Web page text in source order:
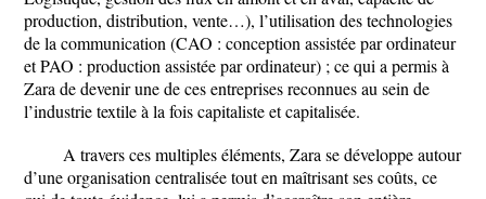
production, distribution, vente…), l’utilisation des technologies
de la communication (CAO : conception assistée par ordinateur
et PAO : production assistée par ordinateur) ; ce qui a permis à
Zara de devenir une de ces entreprises reconnues au sein de
l’industrie textile à la fois capitaliste et capitalisée.
A travers ces multiples éléments, Zara se développe autour
d’une organisation centralisée tout en maîtrisant ses coûts, ce